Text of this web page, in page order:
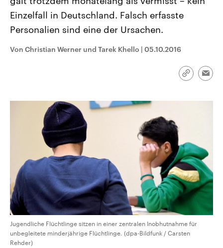
CDU, SPD und FDP regiert.-
Umfragen, Prognosen,
Wahlprogramme, aktuelle Berichte
und Hintergründe zu den Parteien
Wahl.
Sendungen Programm Podcasts
Einzelfall in Deutschland. Falsch erfasste
Personalien sind eine der Ursachen.
Von Christian Werner und Tarek Khello | 05.10.2016
Link
Jugendliche Flüchtlinge sitzen in einer zentralen Inobhutnahme für
unbegleitete minderjährige Flüchtlinge. (dpa-Bildfunk / Carsten
Rehder)